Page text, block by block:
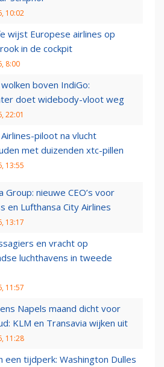
10:02
wijst Europese airlines op
in de cockpit
8:00
boven IndiGo:
doet widebody-vloot weg
22:01
piloot na vlucht
met duizenden xtc-pillen
13:55
Group: nieuwe CEO’s voor
en Lufthansa City Airlines
13:17
en vracht op
luchthavens in tweede
11:57
Napels maand dicht voor
KLM en Transavia wijken uit
11:28
een tijdperk: Washington Dulles